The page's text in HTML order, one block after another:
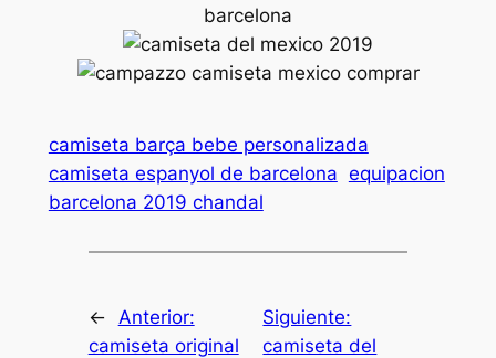
camiseta barça bebe personalizada
camiseta espanyol de barcelona equipacion
barcelona 2019 chandal
←
Anterior:
camiseta original
Siguiente:
camiseta del